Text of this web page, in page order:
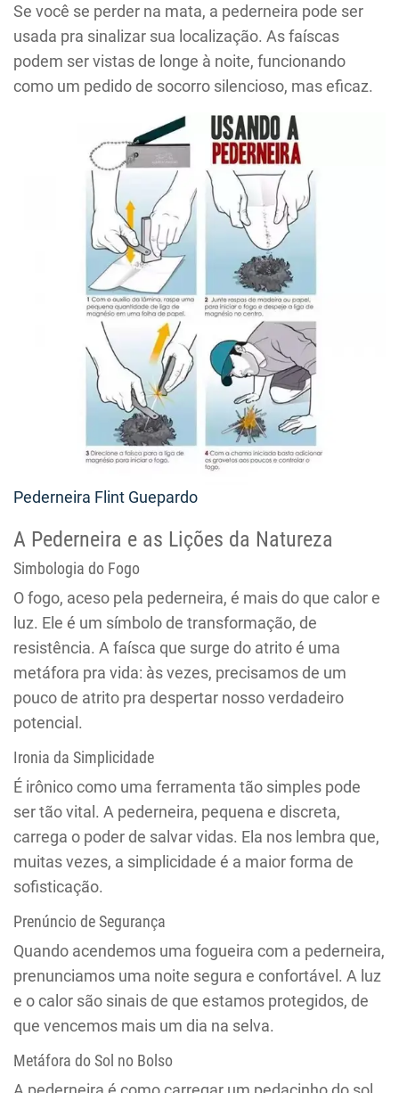
Se você se perder na mata, a pederneira pode ser
usada pra sinalizar sua localização. As faíscas
podem ser vistas de longe à noite, funcionando
como um pedido de socorro silencioso, mas eficaz.
Pederneira Flint Guepardo
A Pederneira e as Lições da Natureza
Simbologia do Fogo
O fogo, aceso pela pederneira, é mais do que calor e
luz. Ele é um símbolo de transformação, de
resistência. A faísca que surge do atrito é uma
metáfora pra vida: às vezes, precisamos de um
pouco de atrito pra despertar nosso verdadeiro
potencial.
Ironia da Simplicidade
É irônico como uma ferramenta tão simples pode
ser tão vital. A pederneira, pequena e discreta,
carrega o poder de salvar vidas. Ela nos lembra que,
muitas vezes, a simplicidade é a maior forma de
sofisticação.
Prenúncio de Segurança
Quando acendemos uma fogueira com a pederneira,
prenunciamos uma noite segura e confortável. A luz
e o calor são sinais de que estamos protegidos, de
que vencemos mais um dia na selva.
Metáfora do Sol no Bolso